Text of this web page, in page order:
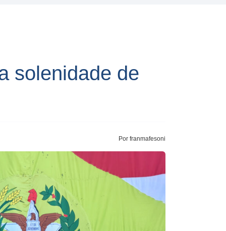
solenidade de
Por franmafesoni